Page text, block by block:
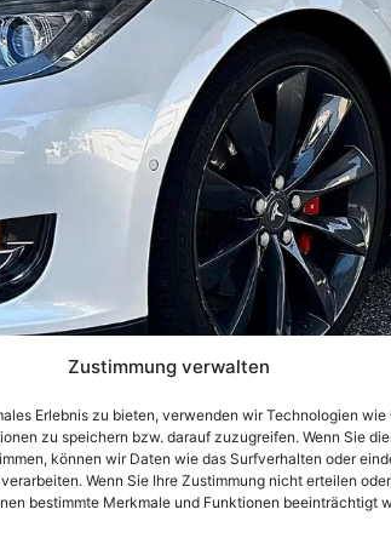
Zustimmung verwalten
Erlebnis zu bieten, verwenden wir Technologien wie
zu speichern bzw. darauf zuzugreifen. Wenn Sie
können wir Daten wie das Surfverhalten oder
Wenn Sie Ihre Zustimmung nicht erteilen oder
bestimmte Merkmale und Funktionen beeinträchtigt